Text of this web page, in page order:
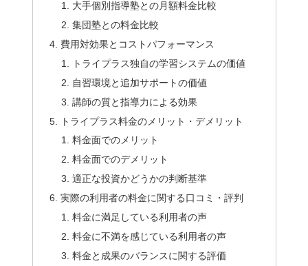
大手個別指導塾との月額料金比較
集団塾との料金比較
費用対効果とコストパフォーマンス
トライプラス独自の学習システムの価値
自習環境と追加サポートの価値
講師の質と指導力による効果
トライプラス料金のメリット・デメリット
料金面でのメリット
料金面でのデメリット
適正な投資かどうかの判断基準
実際の利用者の料金に関する口コミ・評判
料金に満足している利用者の声
料金に不満を感じている利用者の声
料金と成果のバランスに関する評価